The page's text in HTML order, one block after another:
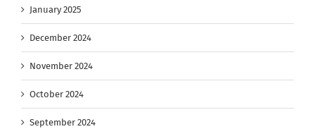
January 2025
December 2024
November 2024
October 2024
September 2024